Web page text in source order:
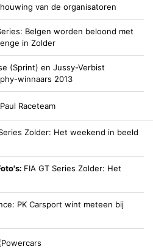
van de organisatoren
Belgen worden beloond met
in Zolder
(Sprint) en Jussy-Verbist
winnaars 2013
Zolder: Het weekend in beeld
FIA GT Series Zolder: Het
PK Carsport wint meteen bij